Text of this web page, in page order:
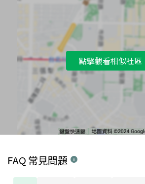
點擊觀看相似社區
FAQ 常見問題